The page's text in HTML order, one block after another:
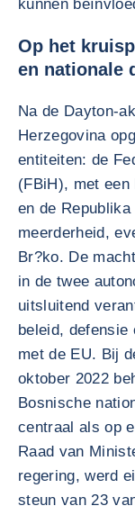
kunnen
Op het
en nationale
Na de Dayton-
Herzegovina
entiteiten: de
(FBiH), met
en de
meerderheid,
Br?ko. De
in de twee
uitsluitend
beleid, defensie
met de EU. Bij
oktober 2022
Bosnische
centraal als op
Raad van
regering, werd
steun van 23